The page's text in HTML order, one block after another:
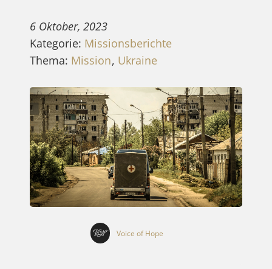
6 Oktober, 2023
Kategorie: Missionsberichte
Thema: Mission, Ukraine
Voice of Hope